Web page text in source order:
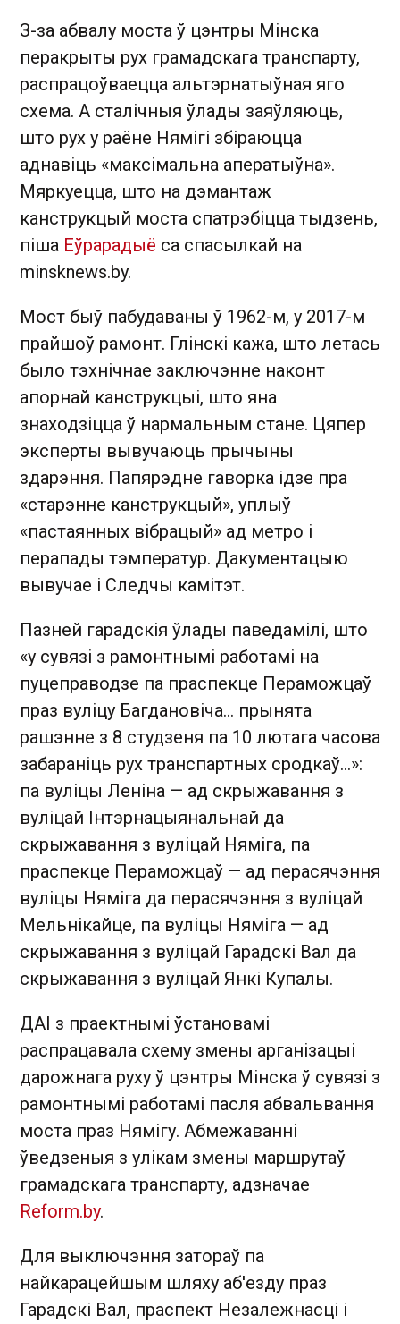
З-за абвалу моста ў цэнтры Мінска
перакрыты рух грамадскага транспарту,
распрацоўваецца альтэрнатыўная яго
схема. А сталічныя ўлады заяўляюць,
што рух у раёне Нямігі збіраюцца
аднавіць «максімальна аператыўна».
Мяркуецца, што на дэмантаж
канструкцый моста спатрэбіцца тыдзень,
піша Еўрарадыё са спасылкай на
minsknews.by.
Мост быў пабудаваны ў 1962-м, у 2017-м
прайшоў рамонт. Глінскі кажа, што летась
было тэхнічнае заключэнне наконт
апорнай канструкцыі, што яна
знаходзіцца ў нармальным стане. Цяпер
эксперты вывучаюць прычыны
здарэння. Папярэдне гаворка ідзе пра
«старэнне канструкцый», уплыў
«пастаянных вібрацый» ад метро і
перапады тэмператур. Дакументацыю
вывучае і Следчы камітэт.
Пазней гарадскія ўлады паведамілі, што
«у сувязі з рамонтнымі работамі на
пуцеправодзе па праспекце Пераможцаў
праз вуліцу Багдановіча... прынята
рашэнне з 8 студзеня па 10 лютага часова
забараніць рух транспартных сродкаў...»:
па вуліцы Леніна — ад скрыжавання з
вуліцай Інтэрнацыянальнай да
скрыжавання з вуліцай Няміга, па
праспекце Пераможцаў — ад перасячэння
вуліцы Няміга да перасячэння з вуліцай
Мельнікайце, па вуліцы Няміга — ад
скрыжавання з вуліцай Гарадскі Вал да
скрыжавання з вуліцай Янкі Купалы.
ДАІ з праектнымі ўстановамі
распрацавала схему змены арганізацыі
дарожнага руху ў цэнтры Мінска ў сувязі з
рамонтнымі работамі пасля абвальвання
моста праз Нямігу. Абмежаванні
ўведзеныя з улікам змены маршрутаў
грамадскага транспарту, адзначае
Reform.by.
Для выключэння затораў па
найкарацейшым шляху аб'езду праз
Гарадскі Вал, праспект Незалежнасці і